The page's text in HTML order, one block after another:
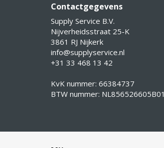
Contactgegevens
Supply Service B.V.
Nijverheidsstraat 25-K
3861 RJ Nijkerk
info@supplyservice.nl
+31 33 468 13 42
KvK nummer: 66384737
BTW nummer: NL856526605B01